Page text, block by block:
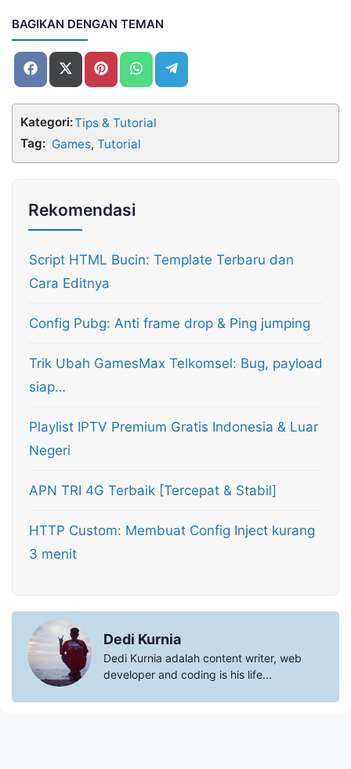
BAGIKAN DENGAN TEMAN
Share
on
Share
on
(Twitter)
Share
on
Share
on
on
Kategori:Tips & Tutorial
Tag: Games, Tutorial
Rekomendasi
Script HTML Bucin: Template Terbaru dan
Cara Editnya
Config Pubg: Anti frame drop & Ping jumping
Trik Ubah GamesMax Telkomsel: Bug, payload
siap…
Playlist IPTV Premium Gratis Indonesia & Luar
Negeri
APN TRI 4G Terbaik [Tercepat & Stabil]
HTTP Custom: Membuat Config Inject kurang
3 menit
Dedi Kurnia
Dedi Kurnia adalah content writer, web
developer and coding is his life...